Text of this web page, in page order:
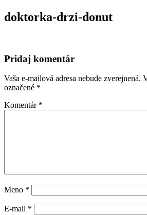
doktorka-drzi-donut
Pridaj komentár
Vaša e-mailová adresa nebude zverejnená.
označené *
Komentár *
Meno *
E-mail *